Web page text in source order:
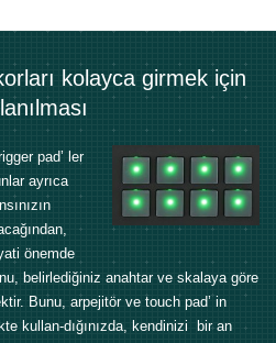
kolayca girmek için
pad’ ler
ayrıca
önemde
belirlediğiniz anahtar ve skalaya göre
Bunu, arpejitör ve touch pad’ in
kullan-dığınızda, kendinizi bir an